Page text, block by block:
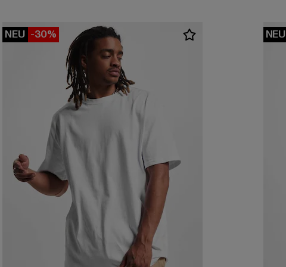
NEU -30% NEU